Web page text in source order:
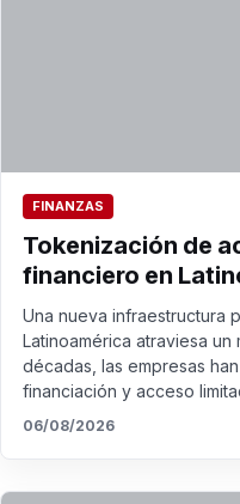
FINANZAS
Tokenización de
financiero en
Una nueva infraestructura
Latinoamérica atraviesa
décadas, las empresas
financiación y acceso
06/08/2026